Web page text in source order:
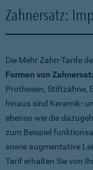
Zahnersatz:
Die Mehr Zahn-Tarife
Formen von
Prothesen, Stiftzähne,
hinaus sind Keramik-
ebenso wie die
zum Beispiel
sowie augmentative
Tarif erhalten Sie von